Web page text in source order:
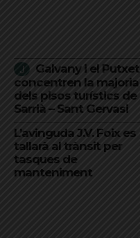
Galvany i el Putxet
concentren la majoria
dels pisos turístics de
Sarrià – Sant Gervasi
L’avinguda J.V. Foix es
tallarà al trànsit per
tasques de
manteniment